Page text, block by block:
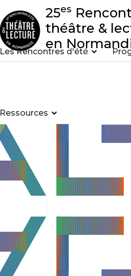
25es
théâtre &
en
Les Rencontres d'été
Ressources